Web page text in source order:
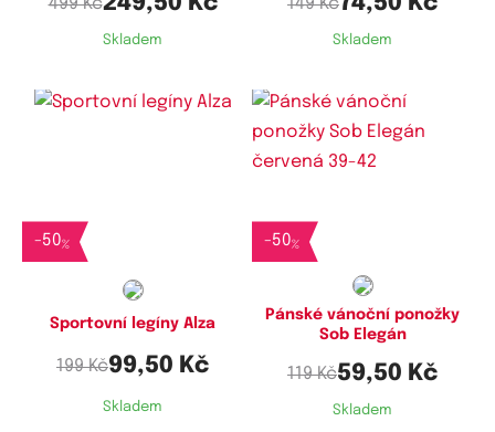
499 Kč
Skladem
149 Kč
Skladem
-50%
Sportovní legíny Alza
199 Kč99,50 Kč
Skladem
-50%
Pánské vánoční ponožky
Sob Elegán
119 Kč59,50 Kč
Skladem